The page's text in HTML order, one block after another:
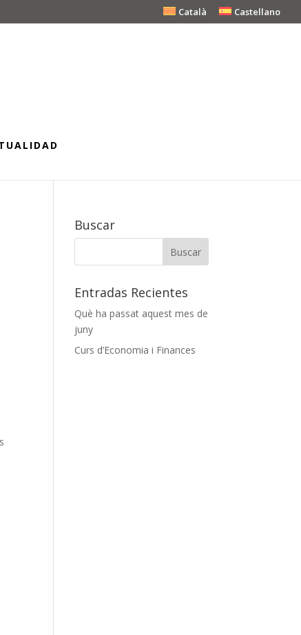
Català Castellano
Buscar
Entradas Recientes
Què ha passat aquest mes de
juny
Curs d’Economia i Finances